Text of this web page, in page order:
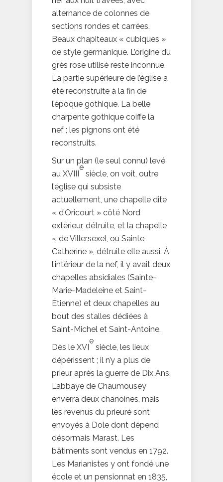
alternance de colonnes de
sections rondes et carrées.
Beaux chapiteaux « cubiques »
de style germanique. L’origine du
grès rose utilisé reste inconnue.
La partie supérieure de l’église a
été reconstruite à la fin de
l’époque gothique. La belle
charpente gothique coiffe la
nef ; les pignons ont été
reconstruits.
Sur un plan (le seul connu) levé
au XVIII
e
siècle, on voit, outre
l’église qui subsiste
actuellement, une chapelle dite
« d’Oricourt » côté Nord
extérieur, détruite, et la chapelle
« de Villersexel, ou Sainte
Catherine », détruite elle aussi. À
l’intérieur de la nef, il y avait deux
chapelles absidiales (Sainte-
Marie-Madeleine et Saint-
Étienne) et deux chapelles au
bout des stalles dédiées à
Saint-Michel et Saint-Antoine.
Dès le XVI
e
siècle, les lieux
dépérissent ; il n’y a plus de
prieur après la guerre de Dix Ans.
L’abbaye de Chaumousey
enverra deux chanoines, mais
les revenus du prieuré sont
envoyés à Dole dont dépend
désormais Marast. Les
bâtiments sont vendus en 1792.
Les Marianistes y ont fondé une
école et un pensionnat en 1835,